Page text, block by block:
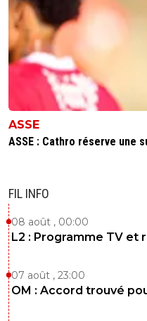
ASSE
ASSE : Cathro réserve une
FIL INFO
08 août , 00:00
L2 : Programme TV et
07 août , 23:00
OM : Accord trouvé